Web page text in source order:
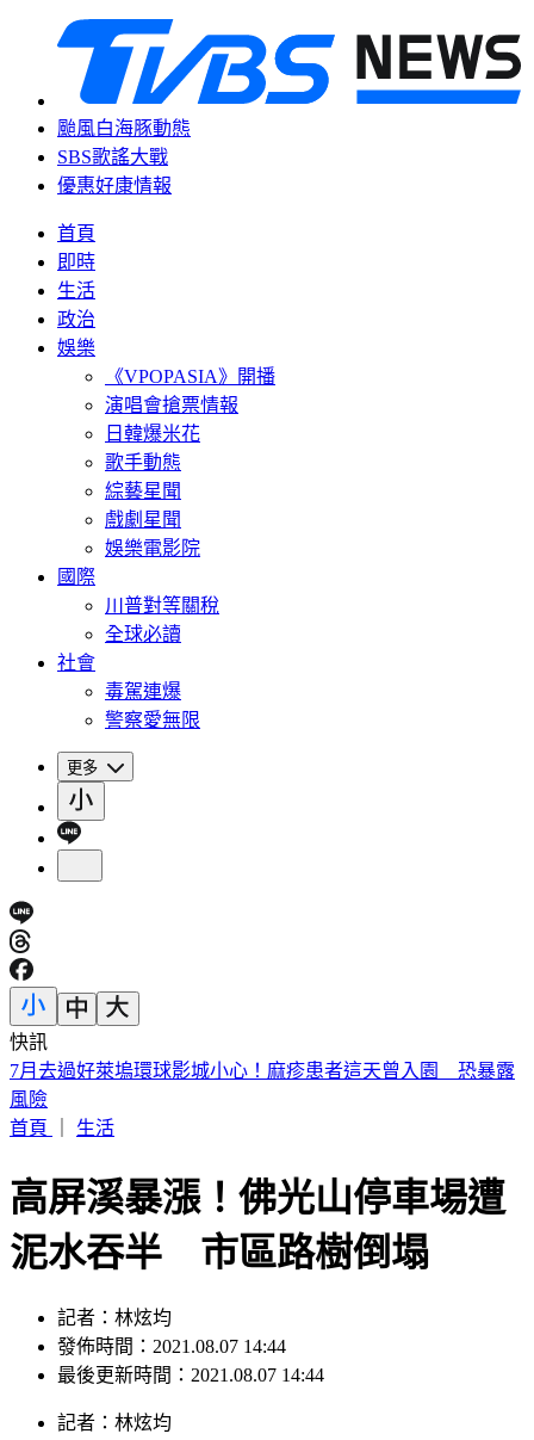
颱風白海豚動態
SBS歌謠大戰
優惠好康情報
首頁
即時
生活
政治
娛樂
《VPOPASIA》開播
演唱會搶票情報
日韓爆米花
歌手動態
綜藝星聞
戲劇星聞
娛樂電影院
國際
川普對等關稅
全球必讀
社會
毒駕連爆
警察愛無限
更多
快訊
認了特赦不公平！杭特罕見受訪：父親拜登癌症已擴散
首頁
高屏溪暴漲！佛光山停車場遭
泥水吞半 市區路樹倒塌
發佈時間：2021.08.07 14:44
最後更新時間：2021.08.07 14:44
發佈時間：2021.08.07 14:44